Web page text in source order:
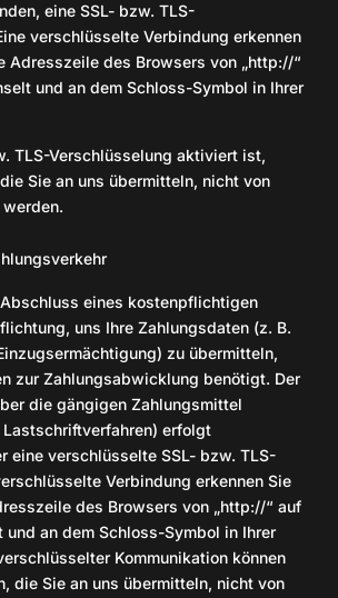
eine SSL- bzw. TLS-
verschlüsselte Verbindung erkennen
Adresszeile des Browsers von „http://“
und an dem Schloss-Symbol in Ihrer
TLS-Verschlüsselung aktiviert ist,
Sie an uns übermitteln, nicht von
eines kostenpflichtigen
uns Ihre Zahlungsdaten (z. B.
zu übermitteln,
zur Zahlungsabwicklung benötigt. Der
die gängigen Zahlungsmittel
erfolgt
eine verschlüsselte SSL- bzw. TLS-
Verbindung erkennen Sie
des Browsers von „http://“ auf
und an dem Schloss-Symbol in Ihrer
Kommunikation können
die Sie an uns übermitteln, nicht von